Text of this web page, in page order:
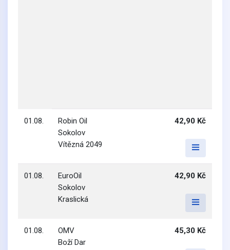
01.08.
Robin Oil
Sokolov
Vítězná 2049
42,90 Kč
01.08.
EuroOil
Sokolov
Kraslická
42,90 Kč
01.08.
OMV
Boží Dar
45,30 Kč